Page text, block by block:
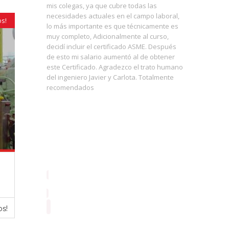
y
gestión
mis colegas, ya que cubre todas las
necesidades actuales en el campo laboral,
lo más importante es que técnicamente es
muy completo, Adicionalmente al curso,
decidí incluir el certificado ASME. Después
de esto mi salario aumentó al de obtener
este Certificado. Agradezco el trato humano
del ingeniero Javier y Carlota. Totalmente
recomendados